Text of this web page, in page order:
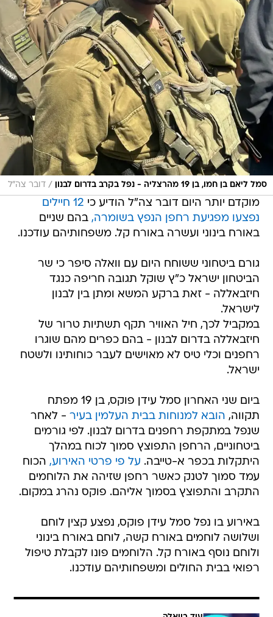
סמל ליאם בן חמו, בן 19 מהרצליה - נפל בקרב בדרום לבנון / דובר צה"ל
מוקדם יותר היום דובר צה"ל הודיע כי
12 חיילים
נפצעו מפגיעת רחפן הנפץ בשומרה, בהם שניים
באורח בינוני ועשרה באורח קל. משפחותיהם עודכנו.
גורם ביטחוני ששוחח היום עם וואלה סיפר כי שר
הביטחון ישראל כ"ץ שוקל תגובה חריפה כנגד
חיזבאללה - זאת ברקע המשא ומתן בין לבנון
לישראל.
במקביל לכך, חיל האוויר תקף תשתיות טרור של
חיזבאללה בדרום לבנון - בהם כפרים מהם שוגרו
רחפנים וכלי טיס לא מאוישים לעבר כוחותינו ולשטח
ישראל.
ביום שני האחרון סמל עידן פוקס, בן 19 מפתח
תקווה, הובא למנוחות בבית העלמין בעיר - לאחר
שנפל במתקפת רחפנים בדרום לבנון. לפי גורמים
ביטחוניים, הרחפן התפוצץ סמוך לכוח במהלך
היתקלות בכפר א-טייבה. על פי פרטי האירוע, הכוח
עמד סמוך לטנק כאשר רחפן שזיהה את הלוחמים
התקרב והתפוצץ בסמוך אליהם. פוקס נהרג במקום.
באירוע בו נפל סמל עידן פוקס, נפצע קצין לוחם
ושלושה לוחמים באורח קשה, לוחם באורח בינוני
ולוחם נוסף באורח קל. הלוחמים פונו לקבלת טיפול
רפואי בבית החולים ומשפחותיהם עודכנו.